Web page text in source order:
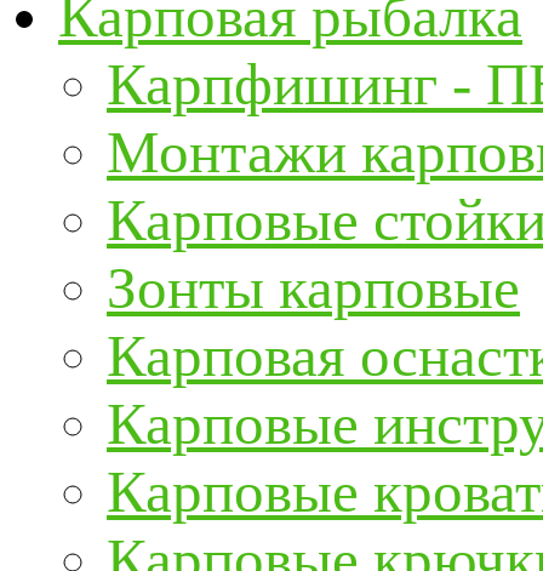
Карповая рыбалка
Карпфишинг -
Монтажи
Карповые
Зонты карповые
Карповая
Карповые
Карповые